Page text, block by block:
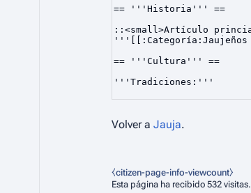
Volver a Jauja.
⧼citizen-page-info-viewcount⧽
Esta página ha recibido 532 visitas.